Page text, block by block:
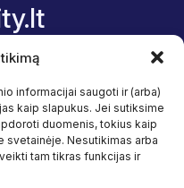
informacijai saugoti ir (arba)
kaip slapukus. Jei sutiksime
duomenis, tokius kaip
svetainėje. Nesutikimas arba
tam tikras funkcijas ir